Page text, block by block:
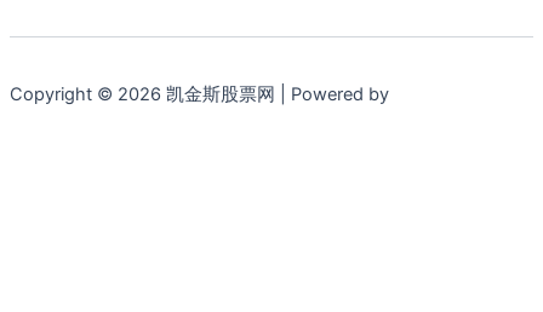
Copyright © 2026 凯金斯股票网 | Powered by